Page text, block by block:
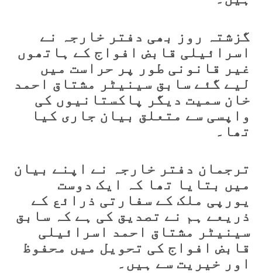
گزشتہ روز بھی دفتر خارجہ نے
اسرائیلی قابض افواج کے ہاتھوں
غیر قانونی طور پر حراست میں
لیے گئے سابق سینیٹر مشتاق احمد
خان سمیت دیگر پاکستانیوں کی
واپسی سے متعلق بیان جاری کیا
تھا۔
ترجمان دفتر خارجہ نے اپنے بیان
میں بتایا تھا کہ ایک دوست
یورپی ملک کے سفارتی ذرائع کے
ذریعے ہم نے تصدیق کی ہے کہ سابق
سینیٹر مشتاق احمد اسرائیلی
قابض افواج کی تحویل میں محفوظ
اور خیریت سے ہیں۔